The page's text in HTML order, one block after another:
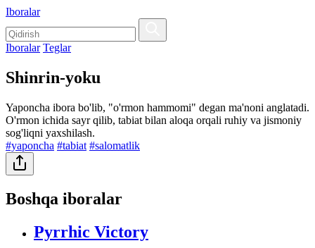
Iboralar
Iboralar Teglar
Shinrin-yoku
Yaponcha ibora bo'lib, "o'rmon hammomi" degan ma'noni anglatadi.
O'rmon ichida sayr qilib, tabiat bilan aloqa orqali ruhiy va jismoniy
sog'liqni yaxshilash.
#yaponcha #tabiat #salomatlik
Boshqa iboralar
Pyrrhic Victory